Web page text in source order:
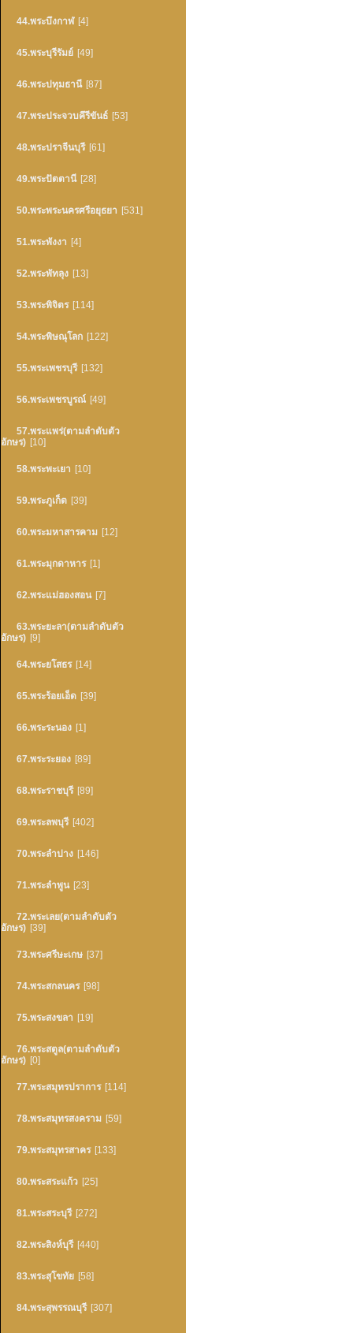
44.พระบึงกาฬ [4]
45.พระบุรีรัมย์ [49]
46.พระปทุมธานี [87]
47.พระประจวบคึรีขันธ์ [53]
48.พระปราจีนบุรี [61]
49.พระปัตตานี [28]
50.พระพระนครศรีอยุธยา [531]
51.พระพังงา [4]
52.พระพัทลุง [13]
53.พระพิจิตร [114]
54.พระพิษณุโลก [122]
55.พระเพชรบุรี [132]
56.พระเพชรบูรณ์ [49]
57.พระแพร่(ตามลำดับตัว
อักษร) [10]
58.พระพะเยา [10]
59.พระภูเก็ต [39]
60.พระมหาสารคาม [12]
61.พระมุกดาหาร [1]
62.พระแม่ฮองสอน [7]
63.พระยะลา(ตามลำดับตัว
อักษร) [9]
64.พระยโสธร [14]
65.พระร้อยเอ็ด [39]
66.พระระนอง [1]
67.พระระยอง [89]
68.พระราชบุรี [89]
69.พระลพบุรี [402]
70.พระลำปาง [146]
71.พระลำพูน [23]
72.พระเลย(ตามลำดับตัว
อักษร) [39]
73.พระศรีษะเกษ [37]
74.พระสกลนคร [98]
75.พระสงขลา [19]
76.พระสตูล(ตามลำดับตัว
อักษร) [0]
77.พระสมุทรปราการ [114]
78.พระสมุทรสงคราม [59]
79.พระสมุทรสาคร [133]
80.พระสระแก้ว [25]
81.พระสระบุรี [272]
82.พระสิงห์บุรี [440]
83.พระสุโขทัย [58]
84.พระสุพรรณบุรี [307]